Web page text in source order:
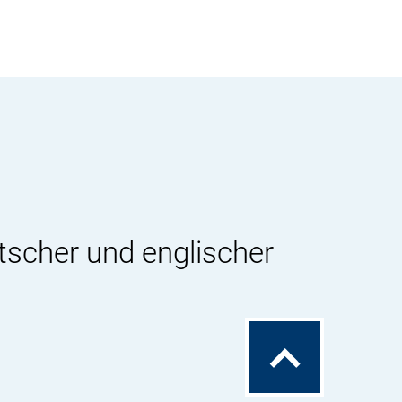
und englischer
Zum
Seitenanfang